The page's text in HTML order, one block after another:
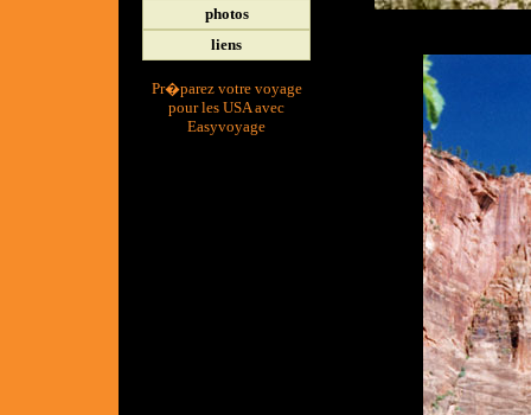
photos
liens
Pr�parez votre voyage
pour les USA avec
Easyvoyage